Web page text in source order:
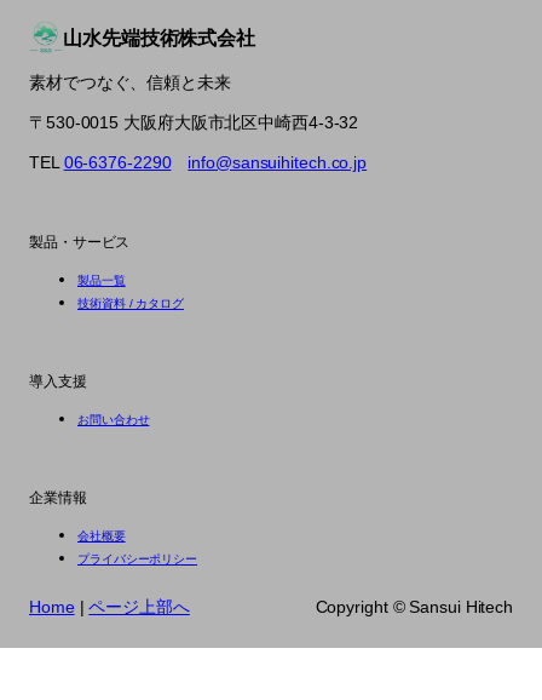
山水先端技術株式会社
素材でつなぐ、信頼と未来
〒530-0015 大阪府大阪市北区中崎西4-3-32
TEL06-6376-2290 info@sansuihitech.co.jp
製品・サービス
製品一覧
技術資料 / カタログ
導入支援
お問い合わせ
企業情報
会社概要
プライバシーポリシー
Home | ページ上部へ Copyright ©︎ Sansui Hitech